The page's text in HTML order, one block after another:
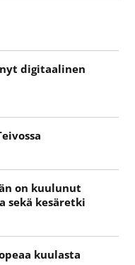
digitaalinen
on kuulunut
sekä kesäretki
kuulasta